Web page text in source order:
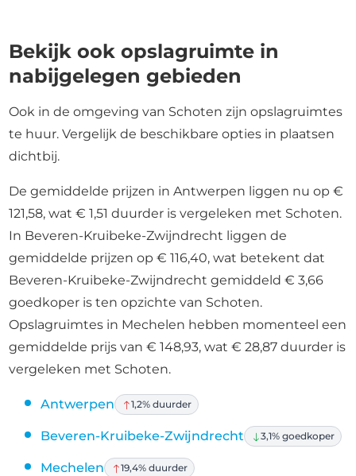
Bekijk ook opslagruimte in
nabijgelegen gebieden
Ook in de omgeving van Schoten zijn opslagruimtes
te huur. Vergelijk de beschikbare opties in plaatsen
dichtbij.
De gemiddelde prijzen in Antwerpen liggen nu op €
121,58, wat € 1,51 duurder is vergeleken met Schoten.
In Beveren-Kruibeke-Zwijndrecht liggen de
gemiddelde prijzen op € 116,40, wat betekent dat
Beveren-Kruibeke-Zwijndrecht gemiddeld € 3,66
goedkoper is ten opzichte van Schoten.
Opslagruimtes in Mechelen hebben momenteel een
gemiddelde prijs van € 148,93, wat € 28,87 duurder is
vergeleken met Schoten.
Antwerpen 1,2% duurder
Beveren-Kruibeke-Zwijndrecht 3,1% goedkoper
Mechelen 19,4% duurder